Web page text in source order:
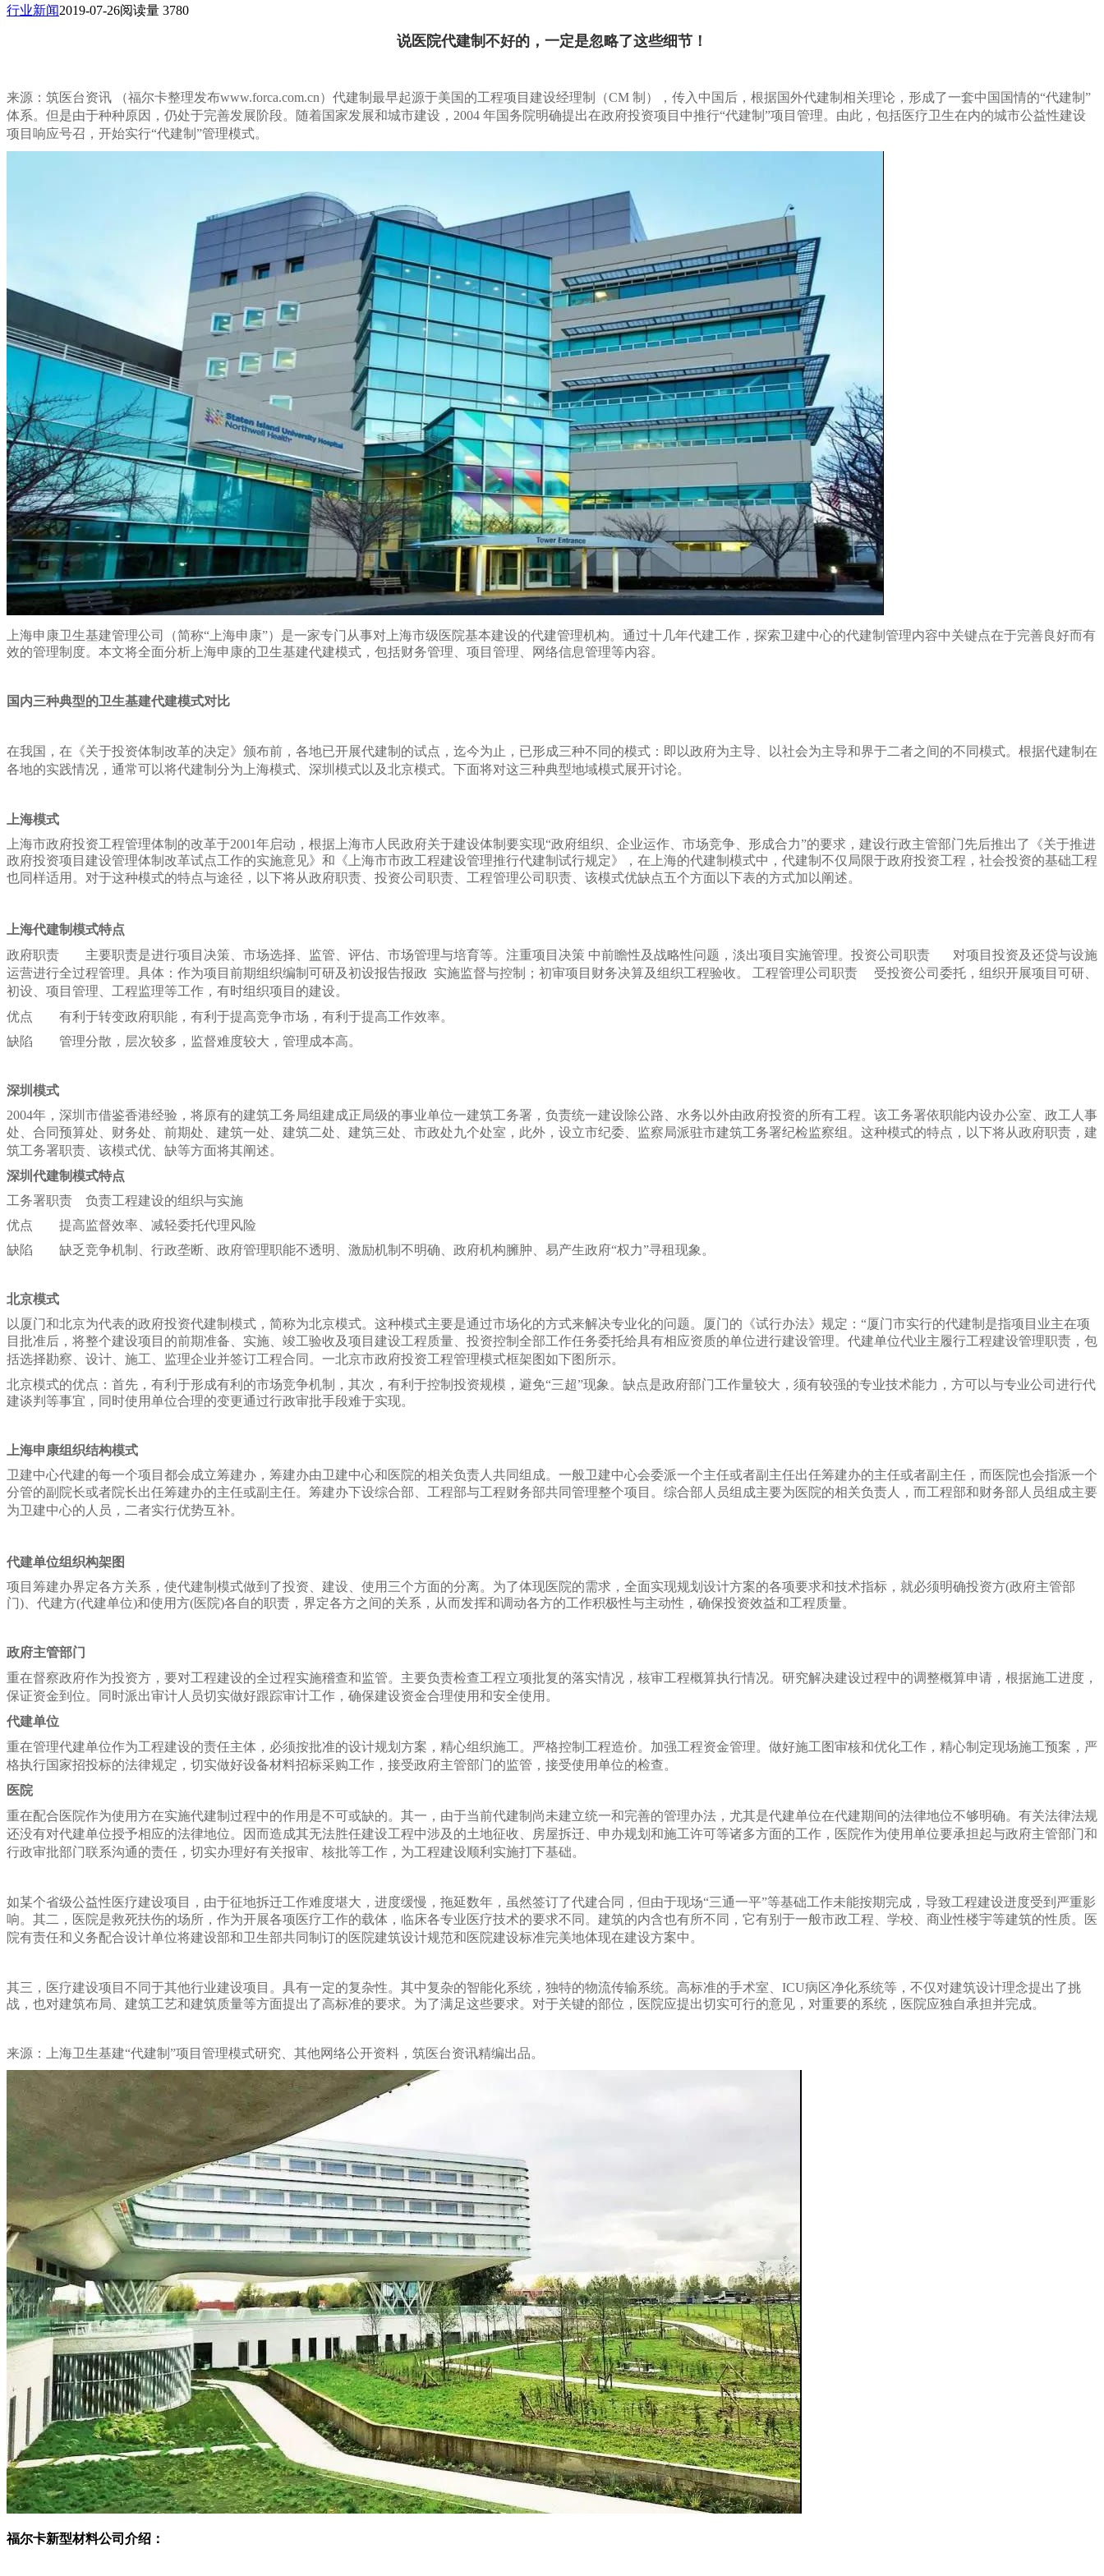
行业新闻2019-07-26阅读量 3780
说医院代建制不好的，一定是忽略了这些细节！
来源：筑医台资讯 （福尔卡整理发布www.forca.com.cn） 代建制最早起源于美国的工程项目建设经理制（CM 制），传入中国后，根据国外代建制相关理论，形成了一套中国国情的“代建制”
体系。但是由于种种原因，仍处于完善发展阶段。
随着国家发展和城市建设，2004 年国务院明确提出在政府投资项目中推行“代建制”项目管理。由此，包括医疗卫生在内的城市公益性建设
项目响应号召，开始实行“代建制”管理模式。
上海申康卫生基建管理公司（简称“上海申康”）是一家专门从事对上海市级医院基本建设的代建管理机构。通过十几年代建工作，探索卫建中心的代建制管理内容中关键点在于完善良好而有
效的管理制度。本文将全面分析上海申康的卫生基建代建模式，包括财务管理、项目管理、网络信息管理等内容。
国内三种典型的卫生基建代建模式对比
在我国，在《关于投资体制改革的决定》颁布前，各地已开展代建制的试点，迄今为止，已形成三种不同的模式：即以政府为主导、以社会为主导和界于二者之间的不同模式。 根据代建制在
各地的实践情况，通常可以将代建制分为上海模式、深圳模式以及北京模式。下面将对这三种典型地域模式展开讨论。
上海模式
上海市政府投资工程管理体制的改革于2001年启动，根据上海市人民政府关于建设体制要实现“政府组织、企业运作、市场竞争、形成合力”的要求，建设行政主管部门先后推出了《关于推进
政府投资项目建设管理体制改革试点工作的实施意见》和《上海市市政工程建设管理推行代建制试行规定》，在上海的代建制模式中，代建制不仅局限于政府投资工程，社会投资的基础工程
也同样适用。 对于这种模式的特点与途径，以下将从政府职责、投资公司职责、工程管理公司职责、该模式优缺点五个方面以下表的方式加以阐述。
上海代建制模式特点
政府职责
主要职责是进行项目决策、市场选择、监管、评估、市场管理与培育等。注重项目决策 中前瞻性及战略性问题，淡出项目实施管理。 投资公司职责
对项目投资及还贷与设施
运营进行全过程管理。具体：作为项目前期组织编制可研及初设报告报政 实施监督与控制；初审项目财务决算及组织工程验收。 工程管理公司职责
受投资公司委托，组织开展项目可研、
初设、项目管理、工程监理等工作，有时组织项目的建设。
优点
有利于转变政府职能，有利于提高竞争市场，有利于提高工作效率。
缺陷
管理分散，层次较多，监督难度较大，管理成本高。
深圳模式
2004年，深圳市借鉴香港经验，将原有的建筑工务局组建成正局级的事业单位一建筑工务署，负责统一建设除公路、水务以外由政府投资的所有工程。该工务署依职能内设办公室、政工人事
处、合同预算处、财务处、前期处、建筑一处、建筑二处、建筑三处、市政处九个处室，此外，设立市纪委、监察局派驻市建筑工务署纪检监察组。 这种模式的特点，以下将从政府职责，建
筑工务署职责、该模式优、缺等方面将其阐述。
深圳代建制模式特点
工务署职责
负责工程建设的组织与实施
优点
提高监督效率、减轻委托代理风险
缺陷
缺乏竞争机制、行政垄断、政府管理职能不透明、激励机制不明确、政府机构臃肿、易产生政府“权力”寻租现象。
北京模式
以厦门和北京为代表的政府投资代建制模式，简称为北京模式。这种模式主要是通过市场化的方式来解决专业化的问题。厦门的《试行办法》规定：“厦门市实行的代建制是指项目业主在项
目批准后，将整个建设项目的前期准备、实施、竣工验收及项目建设工程质量、投资控制全部工作任务委托给具有相应资质的单位进行建设管理。代建单位代业主履行工程建设管理职责，包
括选择勘察、设计、施工、监理企业并签订工程合同。一北京市政府投资工程管理模式框架图如下图所示。
北京模式的优点：首先，有利于形成有利的市场竞争机制，其次，有利于控制投资规模，避免“三超”现象。缺点是政府部门工作量较大，须有较强的专业技术能力，方可以与专业公司进行代
建谈判等事宜，同时使用单位合理的变更通过行政审批手段难于实现。
上海申康组织结构模式
卫建中心代建的每一个项目都会成立筹建办，筹建办由卫建中心和医院的相关负责人共同组成。一般卫建中心会委派一个主任或者副主任出任筹建办的主任或者副主任，而医院也会指派一个
分管的副院长或者院长出任筹建办的主任或副主任。 筹建办下设综合部、工程部与工程财务部共同管理整个项目。综合部人员组成主要为医院的相关负责人，而工程部和财务部人员组成主要
为卫建中心的人员，二者实行优势互补。
代建单位组织构架图
项目筹建办界定各方关系，使代建制模式做到了投资、建设、使用三个方面的分离。为了体现医院的需求，全面实现规划设计方案的各项要求和技术指标，就必须明确投资方(政府主管部
门)、代建方(代建单位)和使用方(医院)各自的职责，界定各方之间的关系，从而发挥和调动各方的工作积极性与主动性，确保投资效益和工程质量。
政府主管部门
重在督察政府作为投资方，要对工程建设的全过程实施稽查和监管。 主要负责检查工程立项批复的落实情况，核审工程概算执行情况。研究解决建设过程中的调整概算申请，根据施工进度，
保证资金到位。同时派出审计人员切实做好跟踪审计工作，确保建设资金合理使用和安全使用。
代建单位
重在管理代建单位作为工程建设的责任主体，必须按批准的设计规划方案，精心组织施工。 严格控制工程造价。加强工程资金管理。做好施工图审核和优化工作，精心制定现场施工预案，严
格执行国家招投标的法律规定，切实做好设备材料招标采购工作，接受政府主管部门的监管，接受使用单位的检查。
医院
重在配合医院作为使用方在实施代建制过程中的作用是不可或缺的。 其一，由于当前代建制尚未建立统一和完善的管理办法，尤其是代建单位在代建期间的法律地位不够明确。有关法律法规
还没有对代建单位授予相应的法律地位。
因而造成其无法胜任建设工程中涉及的土地征收、房屋拆迁、申办规划和施工许可等诸多方面的工作，医院作为使用单位要承担起与政府主管部门和
行政审批部门联系沟通的责任，切实办理好有关报审、核批等工作，为工程建设顺利实施打下基础。
如某个省级公益性医疗建设项目，由于征地拆迁工作难度堪大，进度缓慢，拖延数年，虽然签订了代建合同，但由于现场“三通一平”等基础工作未能按期完成，导致工程建设迸度受到严重影
响。 其二，医院是救死扶伤的场所，作为开展各项医疗工作的载体，临床各专业医疗技术的要求不同。建筑的内含也有所不同，它有别于一般市政工程、学校、商业性楼宇等建筑的性质。
医
院有责任和义务配合设计单位将建设部和卫生部共同制订的医院建筑设计规范和医院建设标准完美地体现在建设方案中。
其三，医疗建设项目不同于其他行业建设项目。具有一定的复杂性。其中复杂的智能化系统，独特的物流传输系统。高标准的手术室、ICU病区净化系统等，不仅对建筑设计理念提出了挑
战，也对建筑布局、建筑工艺和建筑质量等方面提出了高标准的要求。为了满足这些要求。对于关键的部位，医院应提出切实可行的意见，对重要的系统，医院应独自承担并完成。
来源：上海卫生基建“代建制”项目管理模式研究、其他网络公开资料，筑医台资讯精编出品。
福尔卡新型材料公司介绍：